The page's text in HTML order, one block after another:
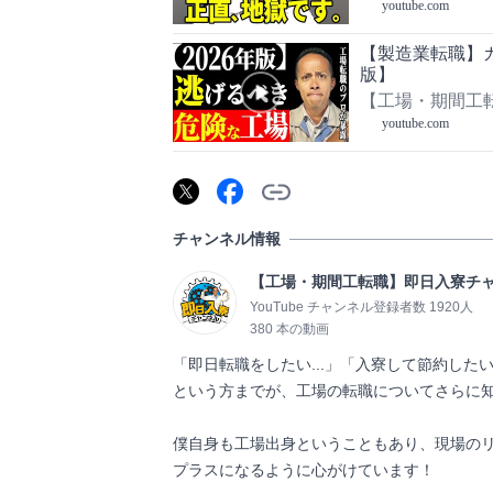
youtube.com
【製造業転職
版】
【工場・期間
youtube.com
チャンネル情報
【工場・期間工転職】即日入寮チ
YouTube チャンネル登録者数 1920人
380 本の動画
「即日転職をしたい...」「入寮して節約し
という方までが、工場の転職についてさらに
僕自身も工場出身ということもあり、現場の
プラスになるように心がけています